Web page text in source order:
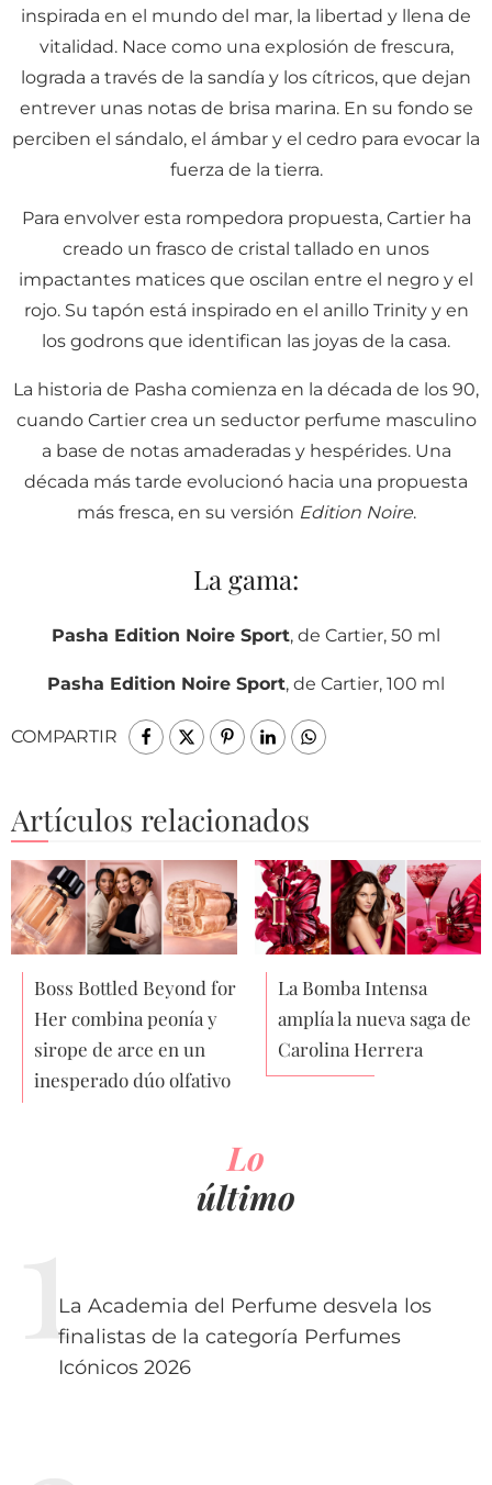
inspirada en el mundo del mar, la libertad y llena de
vitalidad. Nace como una explosión de frescura,
lograda a través de la sandía y los cítricos, que dejan
entrever unas notas de brisa marina. En su fondo se
perciben el sándalo, el ámbar y el cedro para evocar la
fuerza de la tierra.
Para envolver esta rompedora propuesta, Cartier ha
creado un frasco de cristal tallado en unos
impactantes matices que oscilan entre el negro y el
rojo. Su tapón está inspirado en el anillo Trinity y en
los godrons que identifican las joyas de la casa.
La historia de Pasha comienza en la década de los 90,
cuando Cartier crea un seductor perfume masculino
a base de notas amaderadas y hespérides. Una
década más tarde evolucionó hacia una propuesta
más fresca, en su versión Edition Noire.
La gama:
Pasha Edition Noire Sport, de Cartier, 50 ml
Pasha Edition Noire Sport, de Cartier, 100 ml
COMPARTIR
Artículos relacionados
Boss Bottled Beyond for
Her combina peonía y
sirope de arce en un
inesperado dúo olfativo
La Bomba Intensa
amplía la nueva saga de
Carolina Herrera
Lo
último
La Academia del Perfume desvela los
finalistas de la categoría Perfumes
Icónicos 2026